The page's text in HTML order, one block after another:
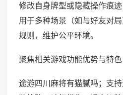
修改自身牌型或隐藏操作痕
用于多种场景（如与好友对
规则，维护公平环境。
聚焦相关游戏功能优势与特色
途游四川麻将有猫腻吗；支